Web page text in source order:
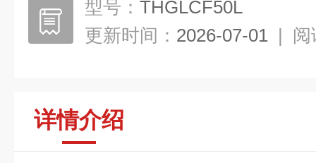
型号： THGLCF50L
更新时间： 2026-07-01 | 阅
详情介绍